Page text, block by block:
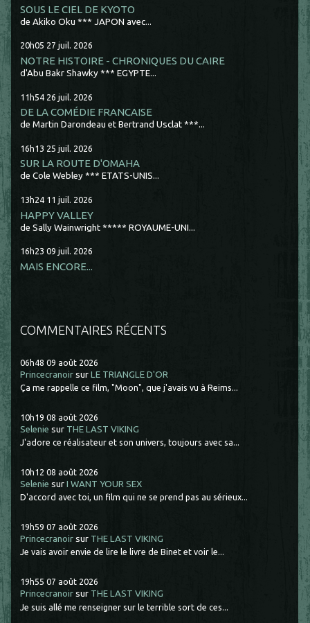
SOUS LE CIEL DE KYOTO
de Akiko Oku *** JAPON avec...
20h05 27 juil. 2026
NOTRE HISTOIRE - CHRONIQUES DU CAIRE
d'Abu Bakr Shawky *** EGYPTE...
11h54 26 juil. 2026
DE LA COMÉDIE FRANCAISE
de Martin Darondeau et Bertrand Usclat ***...
16h13 25 juil. 2026
SUR LA ROUTE D'OMAHA
de Cole Webley *** ETATS-UNIS...
13h24 11 juil. 2026
HAPPY VALLEY
de Sally Wainwright ***** ROYAUME-UNI...
16h23 09 juil. 2026
MAIS ENCORE...
COMMENTAIRES RÉCENTS
06h48 09 août 2026
Princecranoir surLE TRIANGLE D'OR
Ça me rappelle ce film, "Moon", que j'avais vu à Reims...
10h19 08 août 2026
Selenie sur THE LAST VIKING
J'adore ce réalisateur et son univers, toujours avec sa...
10h12 08 août 2026
Selenie surI WANT YOUR SEX
D'accord avec toi, un film qui ne se prend pas au sérieux...
19h59 07 août 2026
Princecranoir sur THE LAST VIKING
Je vais avoir envie de lire le livre de Binet et voir le...
19h55 07 août 2026
Princecranoir sur THE LAST VIKING
Je suis allé me renseigner sur le terrible sort de ces...